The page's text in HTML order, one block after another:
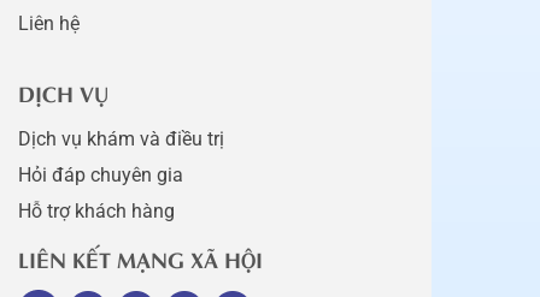
Liên hệ
DỊCH VỤ
Dịch vụ khám và điều trị
Hỏi đáp chuyên gia
Hỗ trợ khách hàng
LIÊN KẾT MẠNG XÃ HỘI